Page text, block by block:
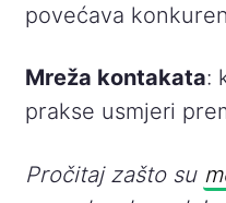
povećava
Mreža kontakata:
prakse usmjeri
Pročitaj zašto su